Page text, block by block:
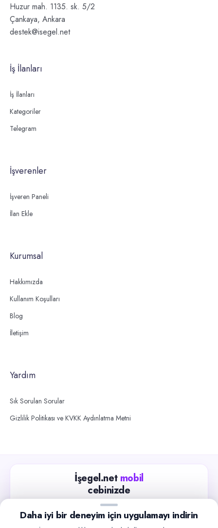
Huzur mah. 1135. sk. 5/2
Çankaya, Ankara
destek@isegel.net
İş İlanları
İş İlanları
Kategoriler
Telegram
İşverenler
İşveren Paneli
İlan Ekle
Kurumsal
Hakkımızda
Kullanım Koşulları
Blog
İletişim
Yardım
Sık Sorulan Sorular
Gizlilik Politikası ve KVKK Aydınlatma Metni
İşegel.net mobil
cebinizde
Güncel iş ilanlarını takip edin, işverenlerle hızlıca
iletişime geçin.
Daha iyi bir deneyim için uygulamayı indirin